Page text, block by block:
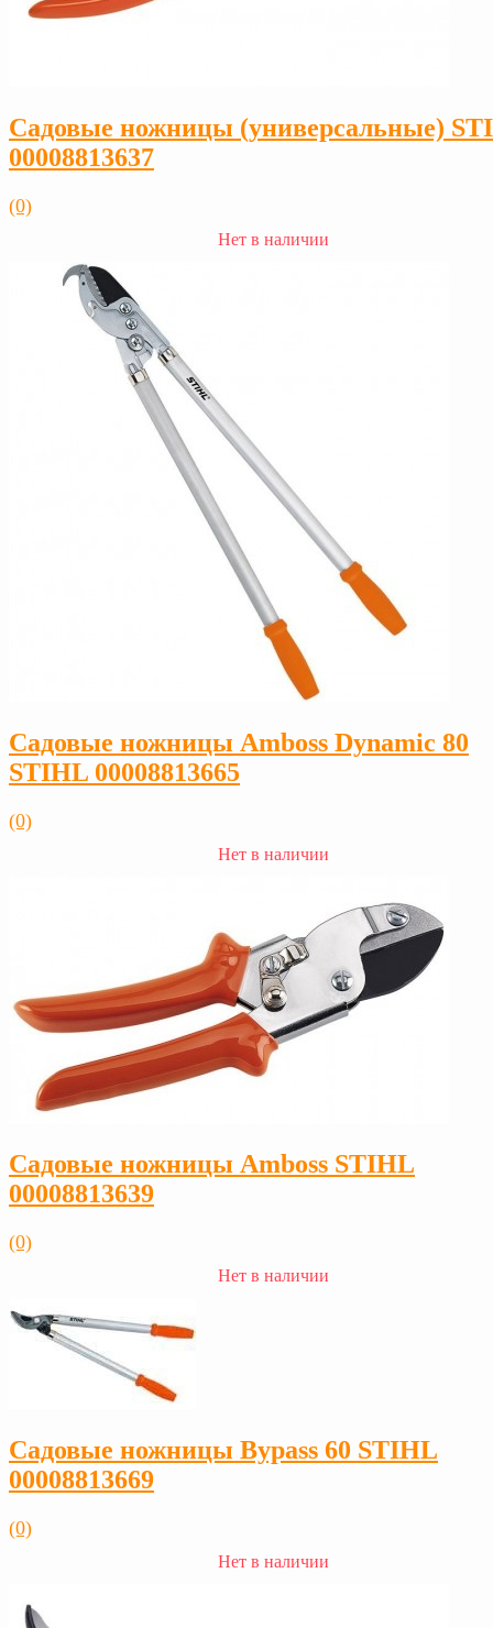
Садовые ножницы (универсальные)
00008813637
(0)
Нет в наличии
Садовые ножницы Amboss Dynamic 80
STIHL 00008813665
(0)
Нет в наличии
Садовые ножницы Amboss STIHL
00008813639
(0)
Нет в наличии
Садовые ножницы Bypass 60 STIHL
00008813669
(0)
Нет в наличии